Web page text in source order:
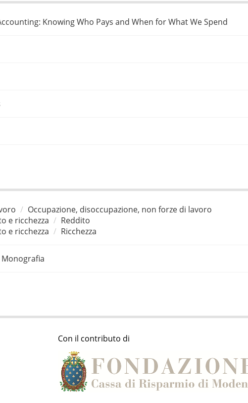
Knowing Who Pays and When for What We Spend
Occupazione, disoccupazione, non forze di lavoro
e ricchezza
Reddito
e ricchezza
Ricchezza
Con il contributo di